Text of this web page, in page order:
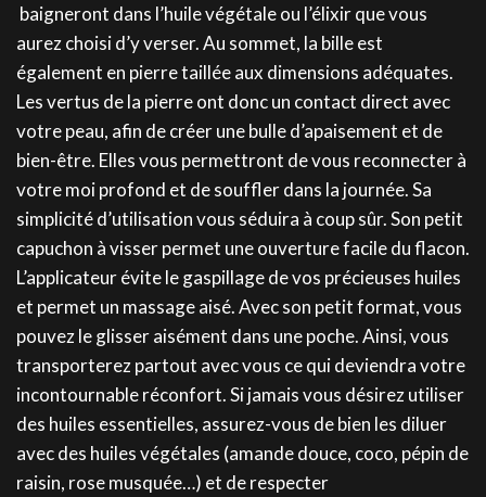
baigneront dans l’huile végétale ou l’élixir que vous
aurez choisi d’y verser. Au sommet, la bille est
également en pierre taillée aux dimensions adéquates.
Les vertus de la pierre ont donc un contact direct avec
votre peau, afin de créer une bulle d’apaisement et de
bien-être. Elles vous permettront de vous reconnecter à
votre moi profond et de souffler dans la journée. Sa
simplicité d’utilisation vous séduira à coup sûr. Son petit
capuchon à visser permet une ouverture facile du flacon.
L’applicateur évite le gaspillage de vos précieuses huiles
et permet un massage aisé. Avec son petit format, vous
pouvez le glisser aisément dans une poche. Ainsi, vous
transporterez partout avec vous ce qui deviendra votre
incontournable réconfort. Si jamais vous désirez utiliser
des huiles essentielles, assurez-vous de bien les diluer
avec des huiles végétales (amande douce, coco, pépin de
raisin, rose musquée…) et de respecter